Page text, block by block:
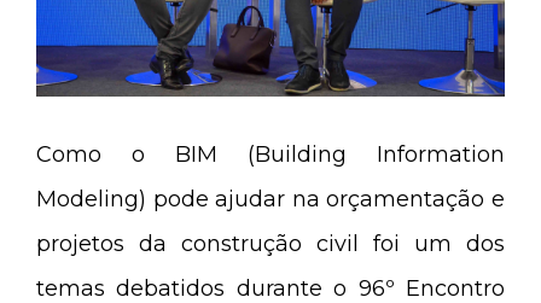
Como o BIM (Building Information
Modeling) pode ajudar na orçamentação e
projetos da construção civil foi um dos
temas debatidos durante o 96º Encontro